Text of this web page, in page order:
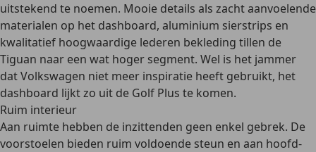
uitstekend te noemen. Mooie details als zacht aanvoelende
materialen op het dashboard, aluminium sierstrips en
kwalitatief hoogwaardige lederen bekleding tillen de
Tiguan naar een wat hoger segment. Wel is het jammer
dat Volkswagen niet meer inspiratie heeft gebruikt, het
dashboard lijkt zo uit de Golf Plus te komen.
Ruim interieur
Aan ruimte hebben de inzittenden geen enkel gebrek. De
voorstoelen bieden ruim voldoende steun en aan hoofd-